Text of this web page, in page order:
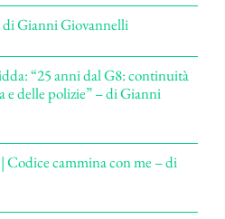
di Gianni Giovannelli
“25 anni dal G8: continuità
e delle polizie” – di Gianni
Codice cammina con me – di